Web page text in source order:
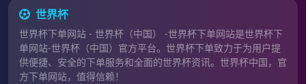
世界杯
世界杯下单网站 - 世界杯（中国） -世界杯下单网站是世界杯下
单网站-世界杯（中国）官方平台。世界杯下单致力于为用户提
供便捷、安全的下单服务和全面的世界杯资讯。世界杯中国，官
方下单网站，值得信赖！